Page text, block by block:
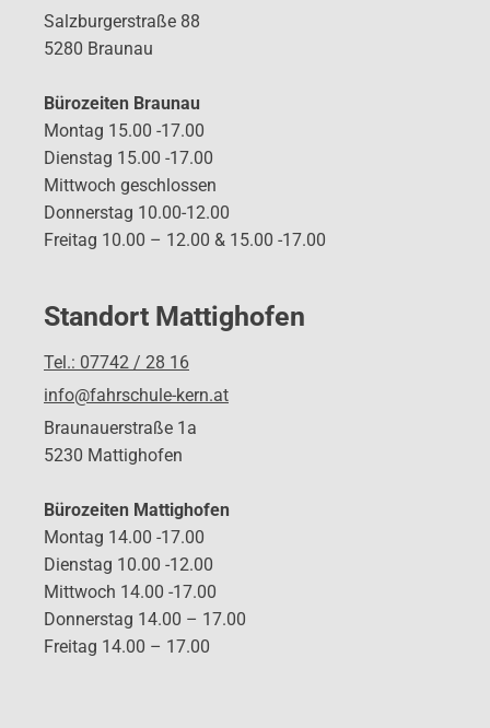
Salzburgerstraße 88
5280 Braunau
Bürozeiten Braunau
Montag 15.00 -17.00
Dienstag 15.00 -17.00
Mittwoch geschlossen
Donnerstag 10.00-12.00
Freitag 10.00 – 12.00 & 15.00 -17.00
Standort Mattighofen
Tel.: 07742 / 28 16
info@fahrschule-kern.at
Braunauerstraße 1a
5230 Mattighofen
Bürozeiten Mattighofen
Montag 14.00 -17.00
Dienstag 10.00 -12.00
Mittwoch 14.00 -17.00
Donnerstag 14.00 – 17.00
Freitag 14.00 – 17.00